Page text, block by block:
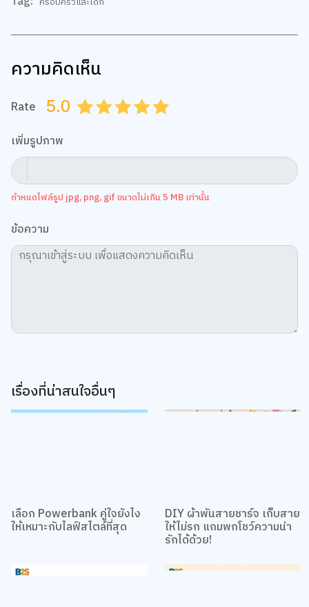
ความคิดเห็น
Rate 5.0 4.5
4.0
3.5
3.0
2.5
2.0
1.5
1.0
0.5
เพิ่มรูปภาพ
กำหนดไฟล์รูป jpg, png, gif ขนาดไม่เกิน 5 MB เท่านั้น
ข้อความ
เรื่องที่น่าสนใจอื่นๆ
เลือก Powerbank คู่ใจยังไง
ให้เหมาะกับไลฟ์สไตล์ที่สุด
DIY ผ้าพันสายชาร์จ เก็บสาย
ให้ไม่รก แถมพกโชว์ความน่า
รักได้ด้วย!